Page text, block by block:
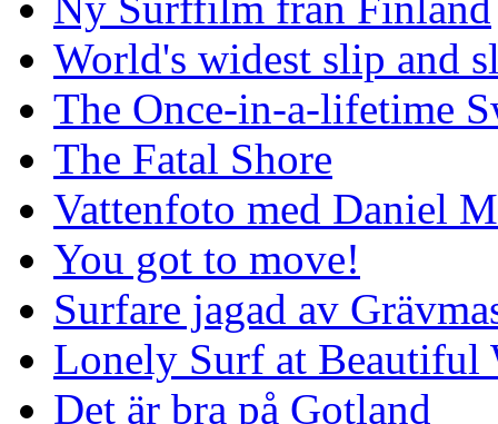
World's widest slip and
The Once-in-a-lifetime
The Fatal Shore
Vattenfoto med Daniel
You got to move!
Surfare jagad av
Lonely Surf at Beautiful
Det är bra på Gotland